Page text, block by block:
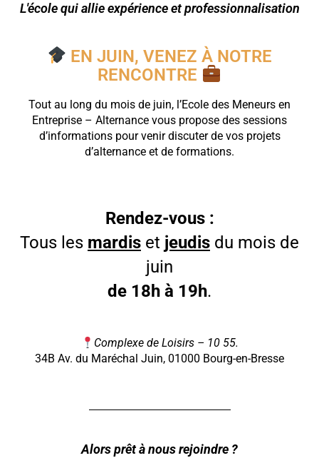
L'école qui allie expérience et professionnalisation
EN JUIN, VENEZ À NOTRE
RENCONTRE
Tout au long du mois de juin, l’Ecole des Meneurs en
Entreprise – Alternance vous propose des sessions
d’informations pour venir discuter de vos projets
d’alternance et de formations.
Rendez-vous :
Tous les mardis et jeudis du mois de
juin
de 18h à 19h.
Complexe de Loisirs – 10 55.
34B Av. du Maréchal Juin, 01000 Bourg-en-Bresse
Alors prêt à nous rejoindre ?